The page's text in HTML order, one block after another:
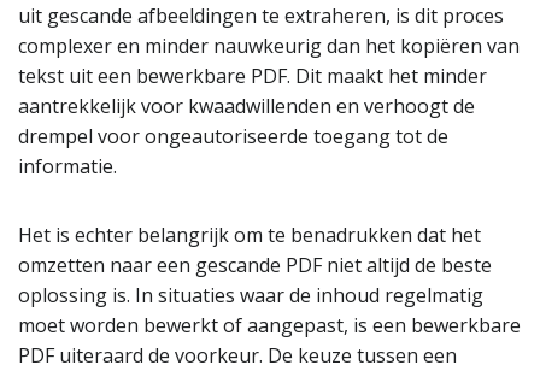
uit gescande afbeeldingen te extraheren, is dit proces
complexer en minder nauwkeurig dan het kopiëren van
tekst uit een bewerkbare PDF. Dit maakt het minder
aantrekkelijk voor kwaadwillenden en verhoogt de
drempel voor ongeautoriseerde toegang tot de
informatie.
Het is echter belangrijk om te benadrukken dat het
omzetten naar een gescande PDF niet altijd de beste
oplossing is. In situaties waar de inhoud regelmatig
moet worden bewerkt of aangepast, is een bewerkbare
PDF uiteraard de voorkeur. De keuze tussen een